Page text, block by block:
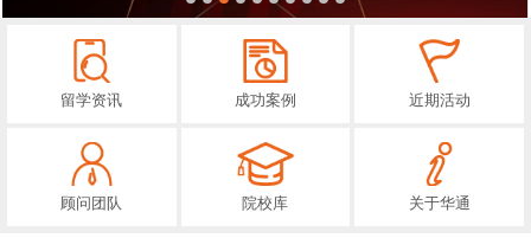
留学资讯 成功案例 近期活动
顾问团队 院校库 关于华通